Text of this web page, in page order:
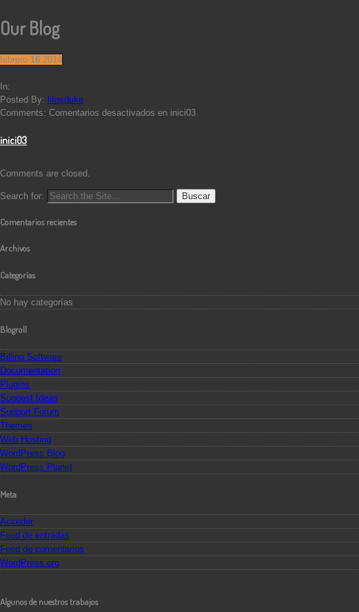
Our Blog
febrero 16 2014
In:
Posted By: litosduke
Comments: Comentarios desactivados en inici03
inici03
Comments are closed.
Search for:
Comentarios recientes
Archivos
Categorías
No hay categorías
Blogroll
Billing Software
Documentation
Plugins
Suggest Ideas
Support Forum
Themes
Web Hosting
WordPress Blog
WordPress Planet
Meta
Acceder
Feed de entradas
Feed de comentarios
WordPress.org
Algunos de nuestros trabajos